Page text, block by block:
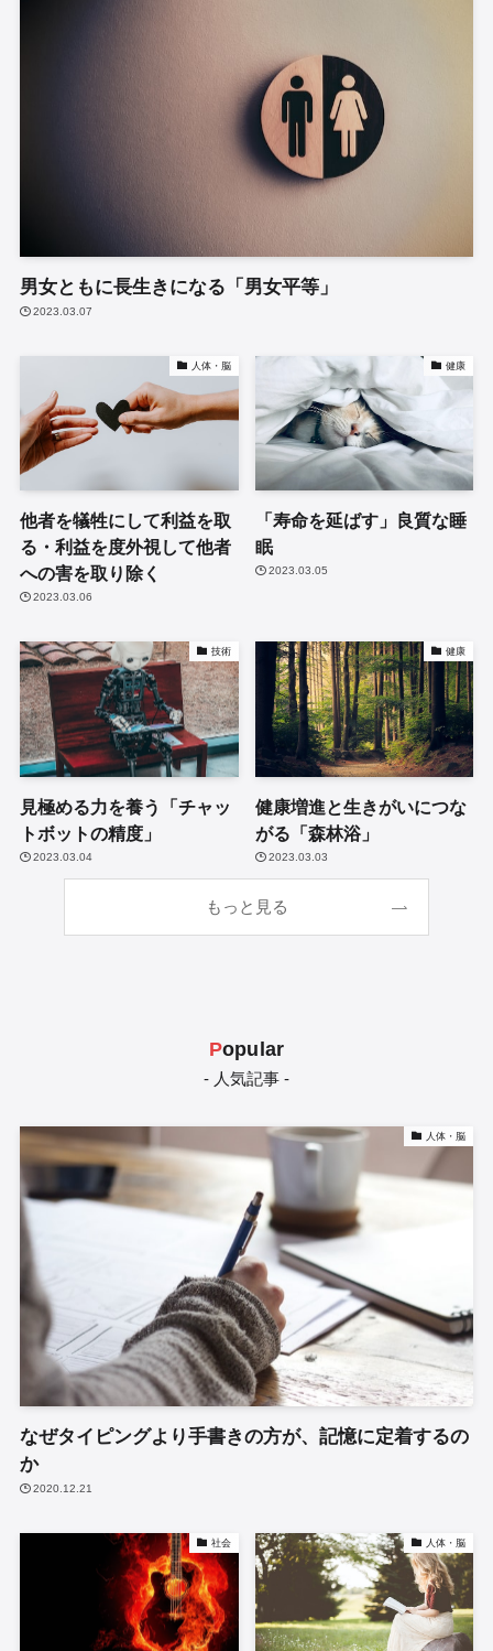
男女ともに長生きになる「男女平等」
2023.03.07
人体・脳
他者を犠牲にして利益を取
る・利益を度外視して他者
への害を取り除く
2023.03.06
健康
「寿命を延ばす」良質な睡
眠
2023.03.05
技術
見極める力を養う「チャッ
トボットの精度」
2023.03.04
健康
健康増進と生きがいにつな
がる「森林浴」
2023.03.03
もっと見る
Popular
- 人気記事 -
人体・脳
なぜタイピングより手書きの方が、記憶に定着するの
か
2020.12.21
社会 人体・脳